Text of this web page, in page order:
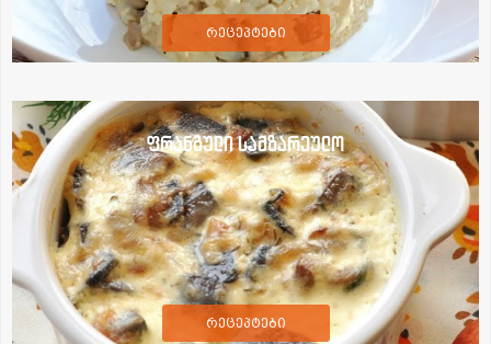
რეცეპტები
ფრანგული სამზარეულო
რეცეპტები